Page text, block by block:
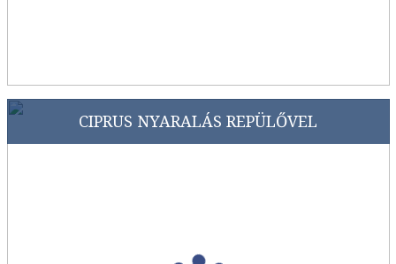
CIPRUS NYARALÁS REPÜLŐVEL